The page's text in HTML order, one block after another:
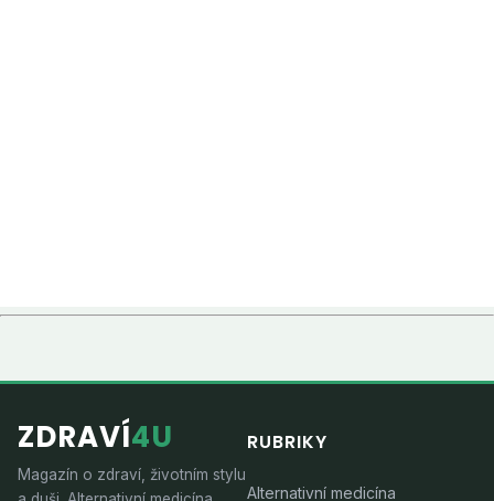
ZDRAVÍ4U
Magazín o zdraví, životním stylu
RUBRIKY
Alternativní medicína